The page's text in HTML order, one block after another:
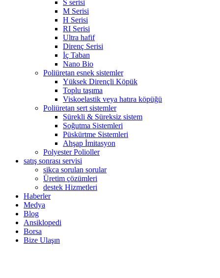
S serisi
M Serisi
H Serisi
RI Serisi
Ultra hafif
Direnç Serisi
İç Taban
Nano Bio
Poliüretan esnek sistemler
Yüksek Dirençli Köpük
Toplu taşıma
Viskoelastik veya hatıra köpüğü
Poliüretan sert sistemler
Sürekli & Süreksiz sistem
Soğutma Sistemleri
Püskürtme Sistemleri
Ahşap İmitasyon
Polyester Polioller
satış sonrası servisi
sikca sorulan sorular
Üretim çözümleri
destek Hizmetleri
Haberler
Medya
Blog
Ansiklopedi
Borsa
Bize Ulaşın